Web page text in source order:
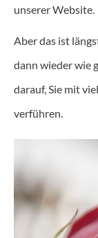
unserer Website.
Aber das ist
dann wieder wie
darauf, Sie mit
verführen.